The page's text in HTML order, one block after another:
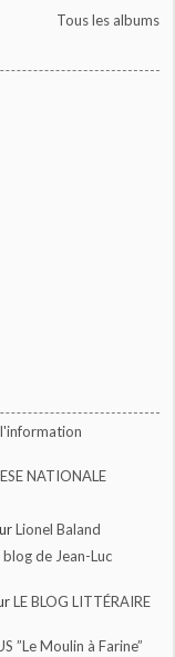
Tous les albums
l'information
NATIONALE
Lionel Baland
blog de Jean-Luc
LE BLOG LITTÉRAIRE
”Le Moulin à Farine”